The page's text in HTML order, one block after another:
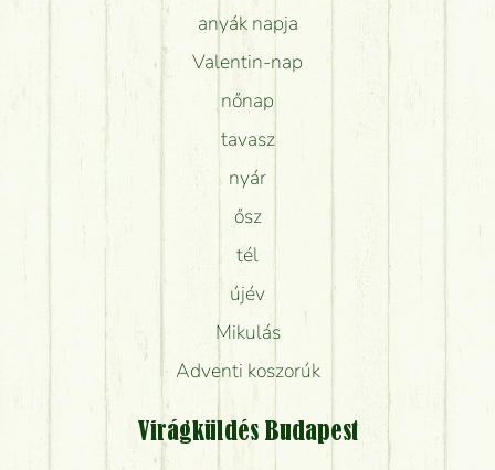
anyák napja
Valentin-nap
nőnap
tavasz
nyár
ősz
tél
újév
Mikulás
Adventi koszorúk
Virágküldés Budapest